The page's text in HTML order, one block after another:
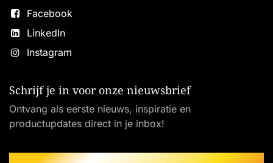
Facebook
LinkedIn
Instagram
Schrijf je in voor onze nieuwsbrief
Ontvang als eerste nieuws, inspiratie en
productupdates direct in je inbox!